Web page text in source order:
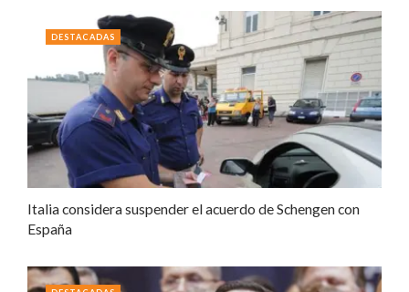
Italia considera suspender el acuerdo de Schengen con
España
DESTACADAS